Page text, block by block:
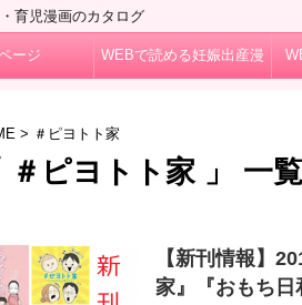
育児漫画のカタログ
ージ WEBで読める妊娠出産漫
> ＃ピヨトト家
＃ピヨトト家 」 一覧
【新刊情報】
家』『おもち日